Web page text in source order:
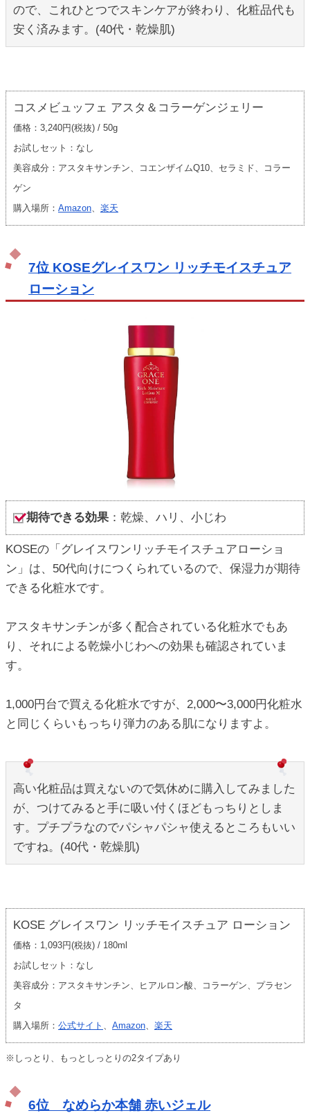
ので、これひとつでスキンケアが終わり、化粧品代も
安く済みます。(40代・乾燥肌)
コスメビュッフェ アスタ＆コラーゲンジェリー
価格：3,240円(税抜) / 50g
お試しセット：なし
美容成分：アスタキサンチン、コエンザイムQ10、セラミド、コラー
ゲン
購入場所： Amazon 楽天
7位 KOSEグレイスワン リッチモイスチュア
ローション
期待できる効果 ：乾燥、ハリ、小じわ
KOSEの「グレイスワンリッチモイスチュアローショ
ン」は、50代向けにつくられているので、保湿力が期待
できる化粧水です。
アスタキサンチンが多く配合されている化粧水でもあ
り、それによる乾燥小じわへの効果も確認されていま
す。
1,000円台で買える化粧水ですが、2,000〜3,000円化粧水
と同じくらいもっちり弾力のある肌になりますよ。
高い化粧品は買えないので気休めに購入してみました
が、つけてみると手に吸い付くほどもっちりとしま
す。プチプラなのでパシャパシャ使えるところもいい
ですね。(40代・乾燥肌)
KOSE グレイスワン リッチモイスチュア ローション
価格：1,093円(税抜) / 180ml
お試しセット：なし
美容成分：アスタキサンチン、ヒアルロン酸、コラーゲン、プラセン
タ
購入場所： 公式サイト 、 Amazon、 楽天
※しっとり、もっとしっとりの2タイプあり
6位 なめらか本舗 赤いジェル